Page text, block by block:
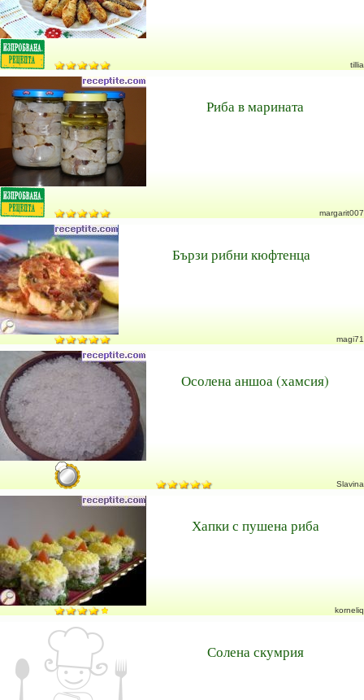
tillia
Риба в марината
margarit007
Бързи рибни кюфтенца
magi71
Осолена аншоа (хамсия)
Slavina
Хапки с пушена риба
korneliq
Солена скумрия